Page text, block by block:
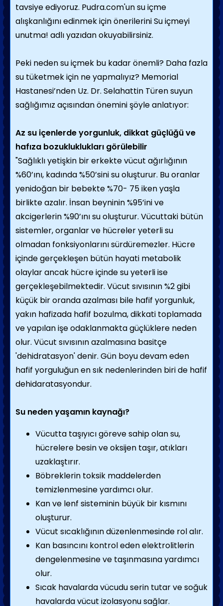
tavsiye ediyoruz. Pudra.com'un su içme
alışkanlığını edinmek için önerilerini Su içmeyi
unutma! adlı yazıdan okuyabilirsiniz.
Peki neden su içmek bu kadar önemli? Daha fazla
su tüketmek için ne yapmalıyız? Memorial
Hastanesi’nden Uz. Dr. Selahattin Türen suyun
sağlığımız açısından önemini şöyle anlatıyor:
Az su içenlerde yorgunluk, dikkat güçlüğü ve
hafıza bozukluklukları görülebilir
"Sağlıklı yetişkin bir erkekte vücut ağırlığının
%60’ını, kadında %50’sini su oluşturur. Bu oranlar
yenidoğan bir bebekte %70- 75 iken yaşla
birlikte azalır. İnsan beyninin %95’ini ve
akcigerlerin %90’ını su oluşturur. Vücuttaki bütün
sistemler, organlar ve hücreler yeterli su
olmadan fonksiyonlarını sürdüremezler. Hücre
içinde gerçekleşen bütün hayati metabolik
olaylar ancak hücre içinde su yeterli ise
gerçekleşebilmektedir. Vücut sıvısının %2 gibi
küçük bir oranda azalması bile hafif yorgunluk,
yakın hafizada hafif bozulma, dikkati toplamada
ve yapılan işe odaklanmakta güçlüklere neden
olur. Vücut sıvısının azalmasına basitçe
'dehidratasyon' denir. Gün boyu devam eden
hafif yorguluğun en sık nedenlerinden biri de hafif
dehidaratasyondur.
Su neden yaşamın kaynağı?
Vücutta taşıyıcı göreve sahip olan su,
hücrelere besin ve oksijen taşır, atıkları
uzaklaştırır.
Böbreklerin toksik maddelerden
temizlenmesine yardımcı olur.
Kan ve lenf sisteminin büyük bir kısmını
oluşturur.
Vücut sıcaklığının düzenlenmesinde rol alır.
Kan basıncını kontrol eden elektrolitlerin
dengelenmesine ve taşınmasına yardımcı
olur.
Sıcak havalarda vücudu serin tutar ve soğuk
havalarda vücut izolasyonu sağlar.